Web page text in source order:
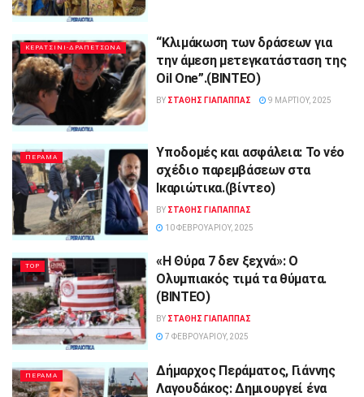
ΚΕΡΑΤΣΙΝΙ-ΔΡΑΠΕΤΣΩΝΑ
“Κλιμάκωση των δράσεων για
την άμεση μετεγκατάσταση της
Oil One”.(ΒΙΝΤΕΟ)
BY ΣΤΑΘΗΣ ΓΊΑΠΑΠΠΑΣ 9 ΜΑΡΤΊΟΥ, 2025
ΠΕΡΑΜΑ
Υποδομές και ασφάλεια: Το νέο
σχέδιο παρεμβάσεων στα
Ικαριώτικα.(βίντεο)
BY ΣΤΑΘΗΣ ΓΊΑΠΑΠΠΑΣ
10 ΦΕΒΡΟΥΑΡΊΟΥ, 2025
TOP
«Η Θύρα 7 δεν ξεχνά»: Ο
Ολυμπιακός τιμά τα θύματα.
(ΒΙΝΤΕΟ)
BY ΣΤΑΘΗΣ ΓΊΑΠΑΠΠΑΣ
7 ΦΕΒΡΟΥΑΡΊΟΥ, 2025
ΠΕΡΑΜΑ
Δήμαρχος Περάματος, Γιάννης
Λαγουδάκος: Δημιουργεί ένα